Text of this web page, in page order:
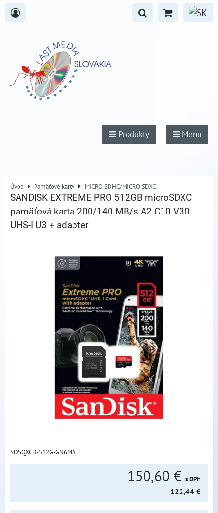
Produkty Menu
Úvod Pamäťové karty MICRO SDHC/MICRO SDXC
SANDISK EXTREME PRO 512GB microSDXC
pamäťová karta 200/140 MB/s A2 C10 V30
UHS-I U3 + adapter
SDSQXCD-512G-GN6MA
150,60 € s DPH
122,44 €